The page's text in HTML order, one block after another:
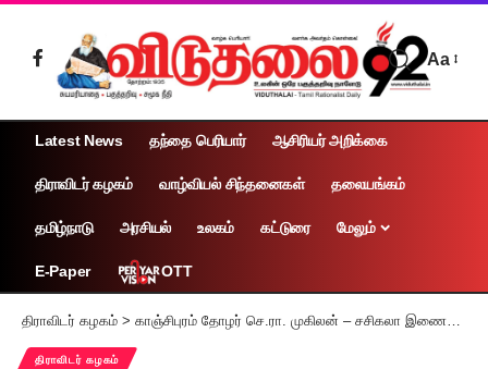
Aa
Latest News தந்தை பெரியார் ஆசிரியர் அறிக்கை
திராவிடர் கழகம் வாழ்வியல் சிந்தனைகள் தலையங்கம்
தமிழ்நாடு அரசியல் உலகம் கட்டுரை மேலும்
E-Paper OTT
திராவிடர் கழகம் > காஞ்சிபுரம் தோழர் செ.ரா. முகிலன் – சசிகலா இணையரின் மகள் அன்புமொழி- அமர்நாத் இணை ஏற்பு விழா
திராவிடர் கழகம்